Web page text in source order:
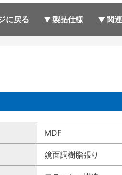
に戻る 製品仕様 関
MDF
鏡面調樹脂張り